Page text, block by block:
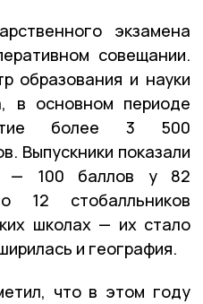
экзамена
совещании.
образования и науки
в основном периоде
более 3 500
Выпускники показали
— 100 баллов у 82
12 стобалльников
школах — их стало
и география.
что в этом году